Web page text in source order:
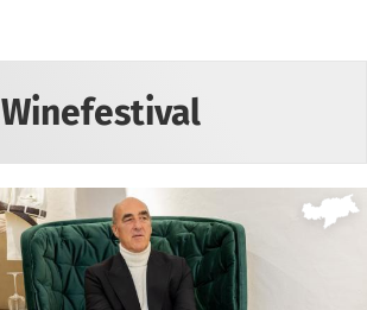
Winefestival